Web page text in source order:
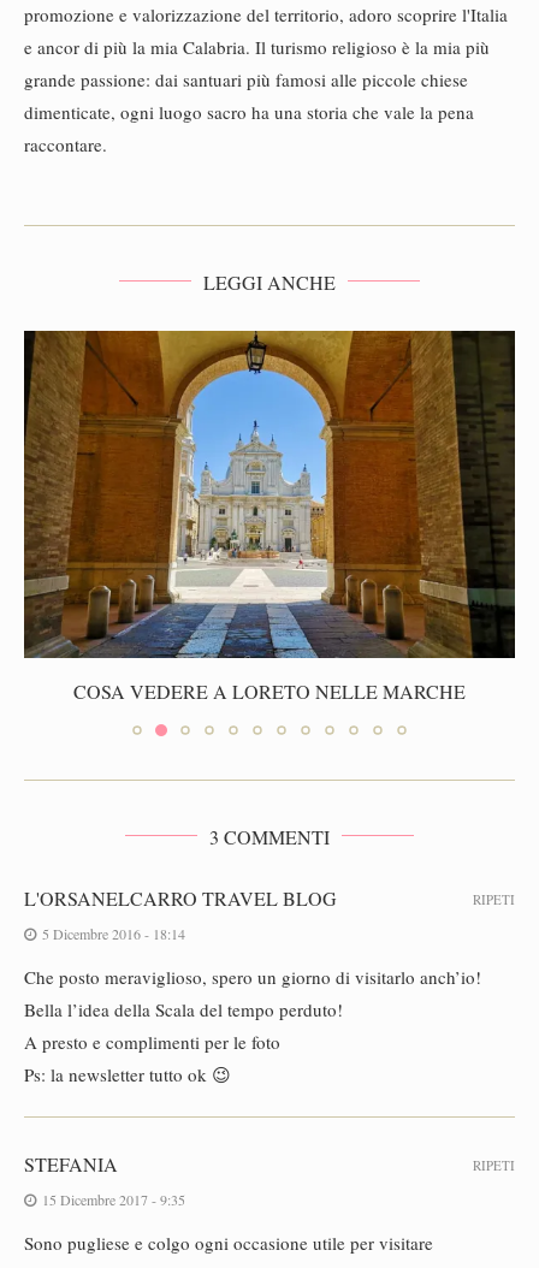
promozione e valorizzazione del territorio, adoro scoprire l'Italia
e ancor di più la mia Calabria. Il turismo religioso è la mia più
grande passione: dai santuari più famosi alle piccole chiese
dimenticate, ogni luogo sacro ha una storia che vale la pena
raccontare.
LEGGI ANCHE
COSA VEDERE A LORETO NELLE MARCHE
3 COMMENTI
L'ORSANELCARRO TRAVEL BLOG
5 Dicembre 2016 - 18:14
Che posto meraviglioso, spero un giorno di visitarlo anch’io!
Bella l’idea della Scala del tempo perduto!
A presto e complimenti per le foto
Ps: la newsletter tutto ok 😉
RIPETI
STEFANIA
15 Dicembre 2017 - 9:35
Sono pugliese e colgo ogni occasione utile per visitare
RIPETI